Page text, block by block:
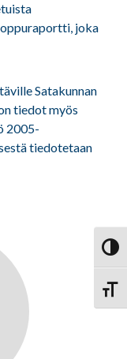
joka
Satakunnan
tiedot myös
2005-
tiedotetaan